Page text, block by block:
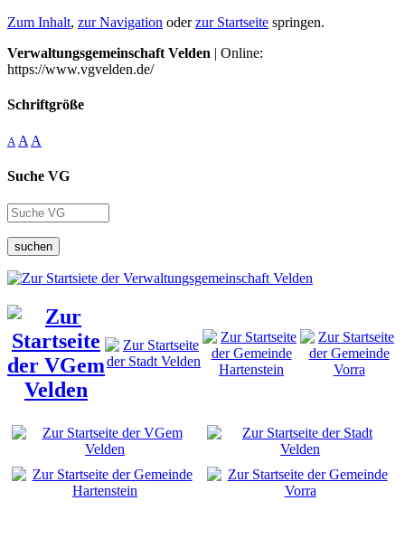
Zum Inhalt, zur Navigation oderzur Startseite springen.
Verwaltungsgemeinschaft Velden | Online:
https://www.vgvelden.de/
Schriftgröße
A A A
Suche VG
suchen